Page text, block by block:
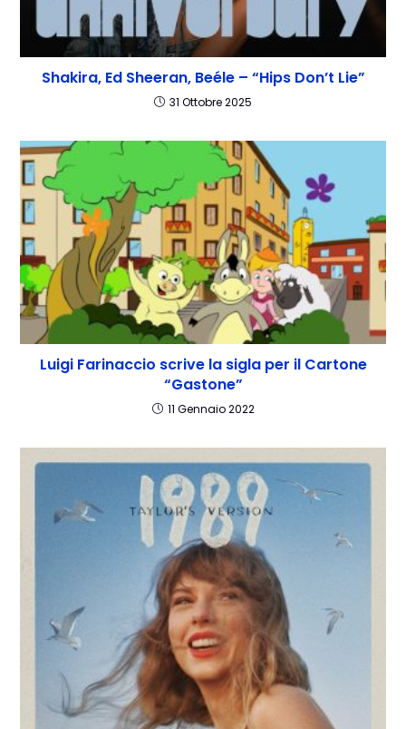
Shakira, Ed Sheeran, Beéle – “Hips Don’t Lie”
31 Ottobre 2025
Luigi Farinaccio scrive la sigla per il Cartone
“Gastone”
11 Gennaio 2022